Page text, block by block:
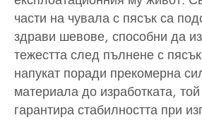
части на чувала с пясък са
здрави шевове, способни да
тежестта след пълнене с
напукат поради прекомерна
материала до изработката,
гарантира стабилността при